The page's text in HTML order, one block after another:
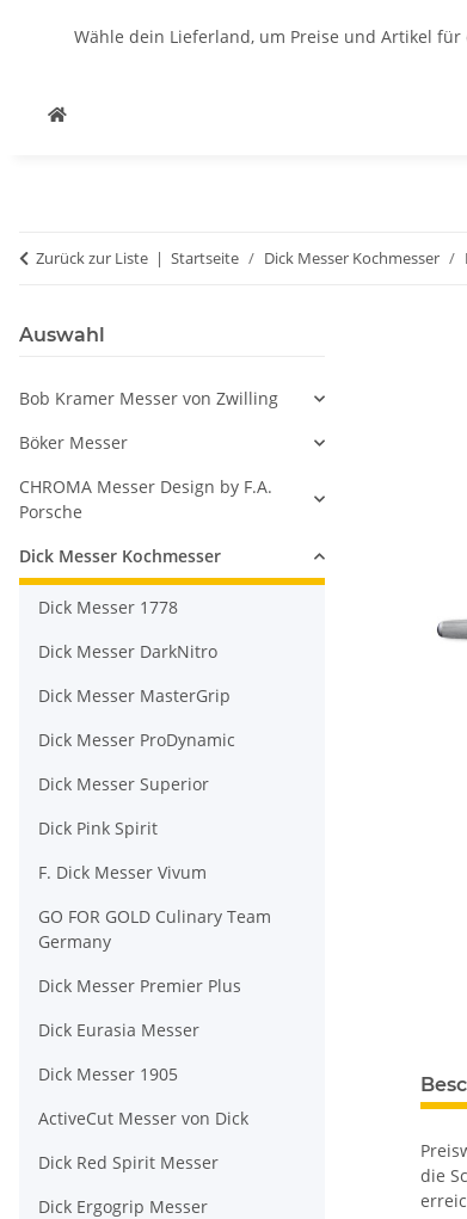
Wähle dein Lieferland, um Preise und Artikel
Zurück zur Liste Startseite Dick Messer Kochmesser
die
Auswahl
Bob Kramer Messer von Zwilling
Böker Messer
CHROMA Messer Design by F.A.
Porsche
Dick Messer Kochmesser
Dick Messer 1778
Dick Messer DarkNitro
Dick Messer MasterGrip
Dick Messer ProDynamic
Dick Messer Superior
Dick Pink Spirit
F. Dick Messer Vivum
GO FOR GOLD Culinary Team
Germany
Dick Messer Premier Plus
Dick Eurasia Messer
Dick Messer 1905
ActiveCut Messer von Dick
Dick Red Spirit Messer
Dick Ergogrip Messer